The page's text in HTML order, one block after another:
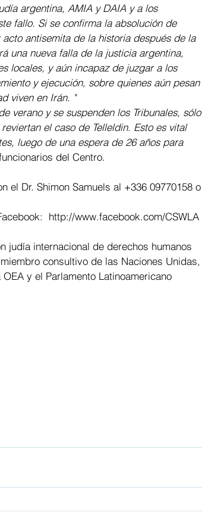
argentina, AMIA y DAIA y a los
fallo. Si se confirma la absolución de
antisemita de la historia después de la
una nueva falla de la justicia argentina,
locales, y aún incapaz de juzgar a los
y ejecución, sobre quienes aún pesan
viven en Irán. "
verano y se suspenden los Tribunales, sólo
el caso de Telleldin. Esto es vital
luego de una espera de 26 años para
del Centro.
el Dr. Shimon Samuels al +336 09770158 o
http://www.facebook.com/CSWLA
judía internacional de derechos humanos
consultivo de las Naciones Unidas,
y el Parlamento Latinoamericano